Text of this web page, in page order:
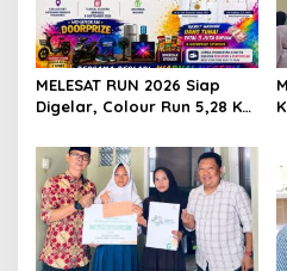
MELESAT RUN 2026 Siap
Digelar, Colour Run 5,28 Km
dan Promosi Kuningan